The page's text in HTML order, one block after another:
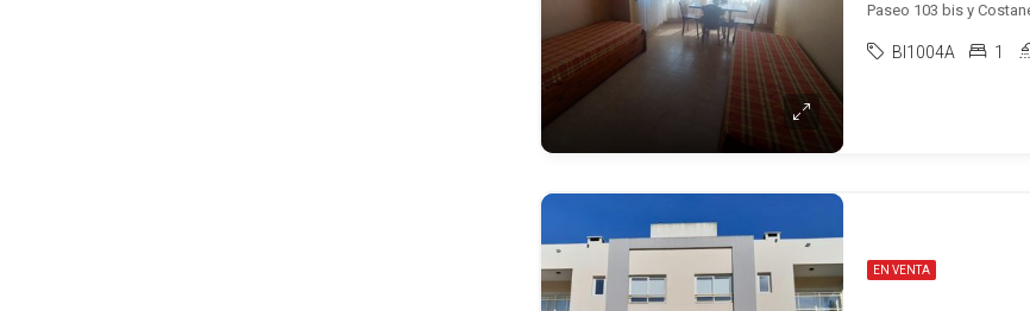
Paseo 103 bis y
BI1004A 1
EN VENTA